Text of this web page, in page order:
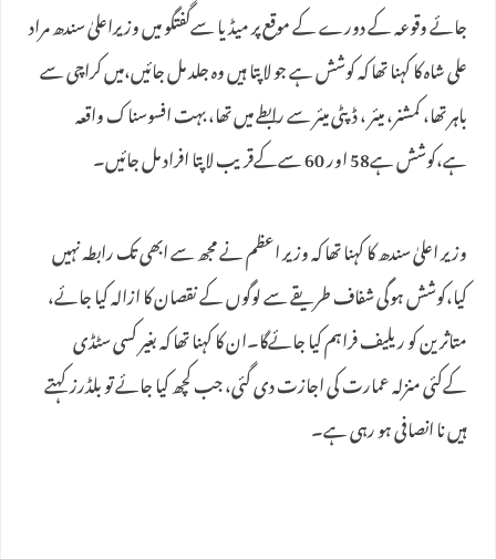
جائے وقوعہ کے دورے کے موقع پر میڈیا سےگفتگو میں وزیراعلیٰ سندھ مراد
علی شاہ کا کہنا تھا کہ کوشش ہے جو لاپتا ہیں وہ جلد مل جائیں،میں کراچی سے
باہر تھا، کمشنر، میئر ، ڈپٹی میئر سے رابطے میں تھا، بہت افسوسناک واقعہ
ہے،کوشش ہے58 اور 60 سےکےقریب لاپتا افراد مل جائیں۔
وزیر اعلیٰ سندھ کا کہنا تھا کہ وزیر اعظم نے مجھ سے ابھی تک رابطہ نہیں
کیا،کوشش ہوگی شفاف طریقے سے لوگوں کے نقصان کا ازالہ کیا جائے،
متاثرین کو ریلیف فراہم کیا جائےگا۔ان کا کہنا تھا کہ بغیر کسی سٹڈی
کےکئی منزلہ عمارت کی اجازت دی گئی، جب کچھ کیا جائے تو بلڈرز کہتے
ہیں نا انصافی ہو رہی ہے۔